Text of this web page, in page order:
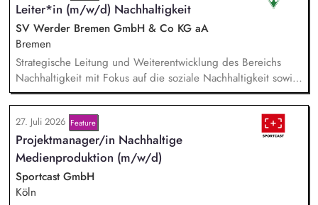
Hintergrundgespräche, Publikationen und politische
Diskussionen auf. Sie identifizieren und gewinnen
Referent*innen sowie Diskussionspartner aus Politik,
Wirtschaft, Wissenschaft und Zivilgesellschaft.
Leiter*in (m/w/d) Nachhaltigkeit
SV Werder Bremen GmbH & Co KG aA
Bremen
Strategische Leitung und Weiterentwicklung des Bereichs
Nachhaltigkeit mit Fokus auf die soziale Nachhaltigkeit sowie
Verantwortung für die Erreichung der Nachhaltigkeitsziele in
Zusammenarbeit mit der Geschäftsführung und anderen
Bereichen. Disziplinarische und fachliche Führung sowie
Entwicklung der Mitarbeiter*innen im Bereich Nachhaltigkeit.
Pflege und Weiterentwicklung des Netzwerks an
Kooperationspartner*innen sowie strategische Entwicklung
nachhaltigkeitsbezogener Partnerschaften.
27. Juli 2026 Feature
Projektmanager/in Nachhaltige
Medienproduktion (m/w/d)
Sportcast GmbH
Köln